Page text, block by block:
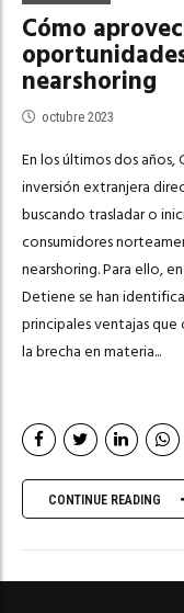
Cómo
nearshoring
octubre 2023
En los últimos dos
inversión extranjera
buscando trasladar o
consumidores
nearshoring. Para ello,
Detiene se han
principales ventajas
la brecha en materia...
CONTINUE READING